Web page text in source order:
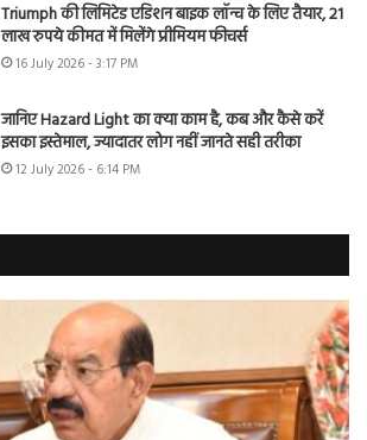
Triumph की लिमिटेड एडिशन बाइक लॉन्च के लिए तैयार, 21
लाख रुपये कीमत में मिलेंगे प्रीमियम फीचर्स
16 July 2026 - 3:17 PM
जानिए Hazard Light का क्या काम है, कब और कैसे करें
इसका इस्तेमाल, ज्यादातर लोग नहीं जानते सही तरीका
12 July 2026 - 6:14 PM